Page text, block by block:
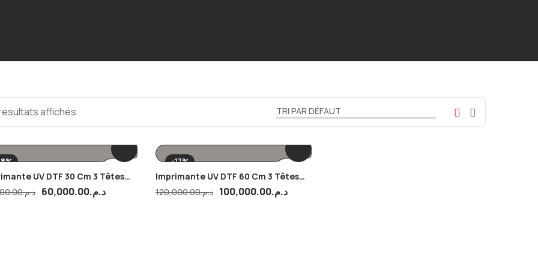
affichés
UV DTF 30 Cm 3 Têtes
XP600 À Laminageد.م. د.م.60,000.00
-17%
Imprimante UV DTF 60 Cm 3 Têtes
D’impression I3200 À Laminage
Automatique
د.م.120,000.00 د.م.100,000.00